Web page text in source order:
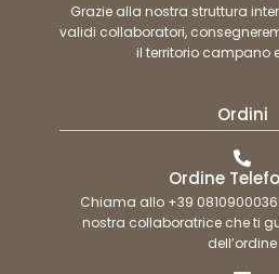
Grazie alla nostra struttura
validi collaboratori,
il territorio campano
Ordini
Ordine
Chiama allo +39
nostra collaboratrice che ti
dell’ordine